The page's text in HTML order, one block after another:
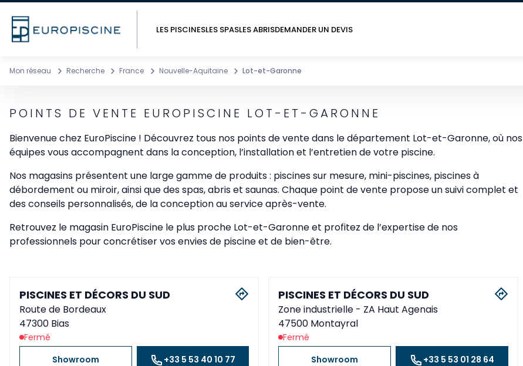
LES PISCINESLES SPASLES ABRISDEMANDER UN DEVIS
Mon réseau Recherche France Nouvelle-Aquitaine Lot-et-Garonne
POINTS DE VENTE EUROPISCINE LOT-ET-GARONNE
Bienvenue chez EuroPiscine ! Découvrez tous nos points de vente dans le département Lot-et-Garonne, où nos
équipes vous accompagnent dans la conception, l’installation et l’entretien de votre piscine.
Nos magasins présentent une large gamme de produits : piscines sur mesure, mini-piscines, piscines à
débordement ou miroir, ainsi que des spas, abris et saunas. Chaque point de vente propose un suivi complet et
des conseils personnalisés, de la conception au service après-vente.
Retrouvez le magasin EuroPiscine le plus proche Lot-et-Garonne et profitez de l’expertise de nos
professionnels pour concrétiser vos envies de piscine et de bien-être.
PISCINES ET DÉCORS DU SUD
Route de Bordeaux
47300 Bias
Fermé
Showroom
+33 5 53 40 10 77
PISCINES ET DÉCORS DU SUD
Zone industrielle - ZA Haut Agenais
47500 Montayral
Fermé
Showroom
+33 5 53 01 28 64